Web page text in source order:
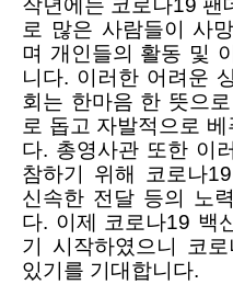
작년에는 코로나19 팬
로 많은 사람들이 사
며 개인들의 활동 및
니다. 이러한 어려운
회는 한마음 한 뜻으
로 돕고 자발적으로
다. 총영사관 또한 이
참하기 위해 코로나
신속한 전달 등의 노
다. 이제 코로나19 백
기 시작하였으니 코
있기를 기대합니다.